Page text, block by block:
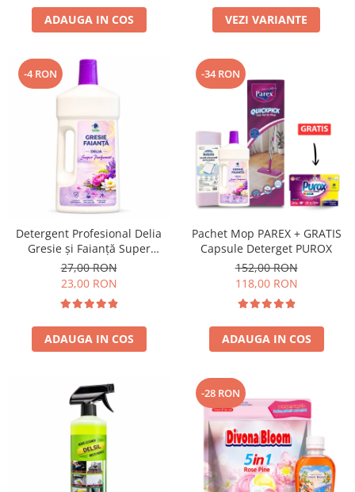
ADAUGA IN COS VEZI VARIANTE
-4 RON
Detergent Profesional Delia
Gresie și Faianță Super
Parfumat 1L
27,00 RON
23,00 RON
ADAUGA IN COS
-34 RON
Pachet Mop PAREX + GRATIS
Capsule Deterget PUROX
152,00 RON
118,00 RON
ADAUGA IN COS
-28 RON